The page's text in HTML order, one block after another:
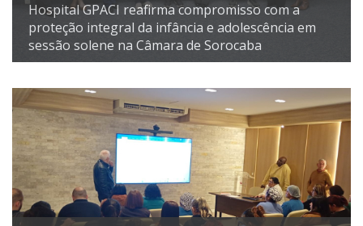
Hospital GPACI reafirma compromisso com a
proteção integral da infância e adolescência em
sessão solene na Câmara de Sorocaba